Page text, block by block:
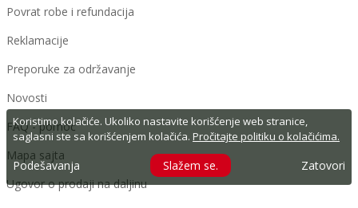
Koristimo kolačiće. Ukoliko nastavite korišćenje web stranice,
saglasni ste sa korišćenjem kolačića. Pročitajte politiku o kolačićima.
Podešavanja Slažem se. Zatovori
Povrat robe i refundacija
Reklamacije
Preporuke za održavanje
Novosti
FAQ - pomoć
Mapa sajta
Ugovor o prodaji na daljinu